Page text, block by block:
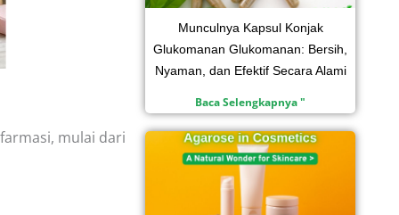
mulai dari
Munculnya Kapsul Konjak
Glukomanan Glukomanan: Bersih,
Nyaman, dan Efektif Secara Alami
Baca Selengkapnya "